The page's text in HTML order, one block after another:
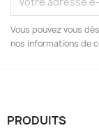
Vous pouvez vous
nos informations de
PRODUITS